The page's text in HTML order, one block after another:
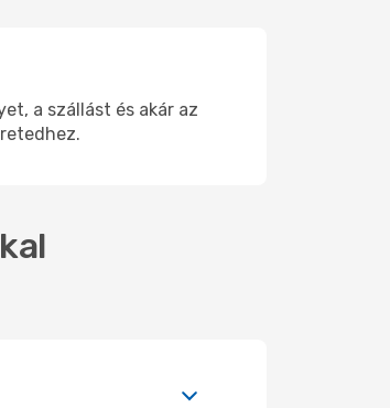
a szállást és akár az